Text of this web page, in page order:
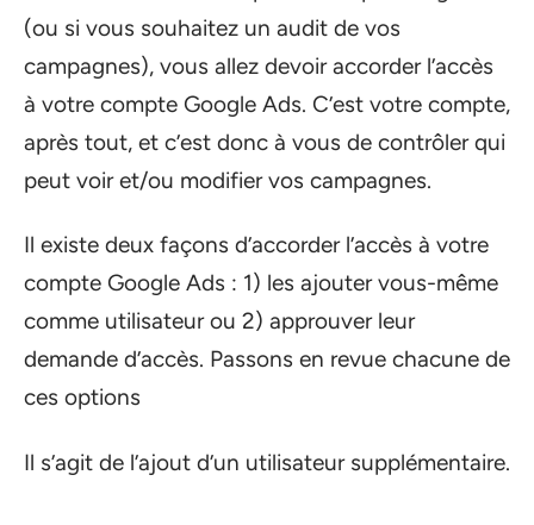
(ou si vous souhaitez un audit de vos
campagnes), vous allez devoir accorder l’accès
à votre compte Google Ads. C’est votre compte,
après tout, et c’est donc à vous de contrôler qui
peut voir et/ou modifier vos campagnes.
Il existe deux façons d’accorder l’accès à votre
compte Google Ads : 1) les ajouter vous-même
comme utilisateur ou 2) approuver leur
demande d’accès. Passons en revue chacune de
ces options
Il s’agit de l’ajout d’un utilisateur supplémentaire.